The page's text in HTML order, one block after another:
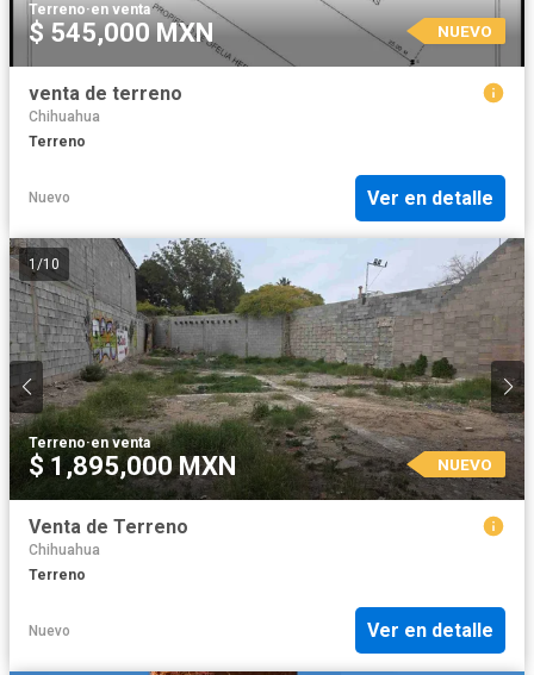
Terreno·en venta
$ 545,000 MXN NUEVO
venta de terreno
Chihuahua
Terreno
Nuevo Ver en detalle
1 /10
Terreno·en venta
$ 1,895,000 MXN NUEVO
Venta de Terreno
Chihuahua
Terreno
Nuevo Ver en detalle